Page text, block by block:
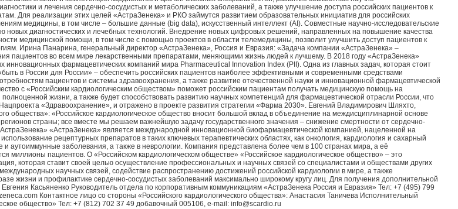
и лечения сердечно-сосудистых и метаболических заболеваний, а также улучшение доступа российских пациентов к
Для реализации этих целей «АстраЗенека» и РКО займутся развитием образовательных инициатив для российских
медицины, в том числе – большие данные (big data), искусственный интеллект (AI). Совместные научно-исследовательские
новых диагностических и лечебных технологий. Внедрение новых цифровых решений, направленных на повышение качества
медицинской помощи, в том числе с помощью проектов в области телемедицины, позволит улучшить доступ пациентов к
Ирина Панарина, генеральный директор «АстраЗенека», Россия и Евразия: «Задача компании «АстраЗенека» –
пациентов во всем мире лекарственными препаратами, меняющими жизнь людей к лучшему. В 2018 году «АстраЗенека»
инновационных фармацевтических компаний мира Pharmaceutical Innovation Index (PII). Одна из главных задач, которая стоит
в России для России» – обеспечить российских пациентов наиболее эффективными и современными средствами
пациентов и системы здравоохранения, а также развитие отечественной науки и инновационной фармацевтической
с «Российским кардиологическим обществом» поможет российским пациентам получать медицинскую помощь на
жизни, а также будет способствовать развитию научных компетенций для фармацевтической отрасли России, что
«Здравоохранение», и отражено в проекте развития стратегии «Фарма 2030». Евгений Владимирович Шляхто,
общества»: «Российское кардиологическое общество вносит большой вклад в объединение на междисциплинарной основе
регионов страны; все вместе мы решаем важнейшую задачу государственного значения – снижение смертности от сердечно-
«АстраЗенека» является международной инновационной биофармацевтической компанией, нацеленной на
рецептурных препаратов в таких ключевых терапевтических областях, как онкология, кардиология и сахарный
аутоиммунные заболевания, а также в неврологии. Компания представлена более чем в 100 странах мира, а её
миллионы пациентов. О «Российском кардиологическом обществе» «Российское кардиологическое общество» – это
которая ставит своей целью осуществление профессиональных и научных связей со специалистами и обществами других
научных связей, содействие распространению достижений российской кардиологии в мире, а также
жизни и профилактике сердечно-сосудистых заболеваний максимально широкому кругу лиц. Для получения дополнительной
Касьяненко Руководитель отдела по корпоративным коммуникациям «АстраЗенека Россия и Евразия» Тел: +7 (495) 799
Контактное лицо со стороны «Российского кардиологического общества»: Анастасия Таничева Исполнительный
общество» Тел: +7 (812) 702 37 49 добавочный 005106, e-mail: info@scardio.ru